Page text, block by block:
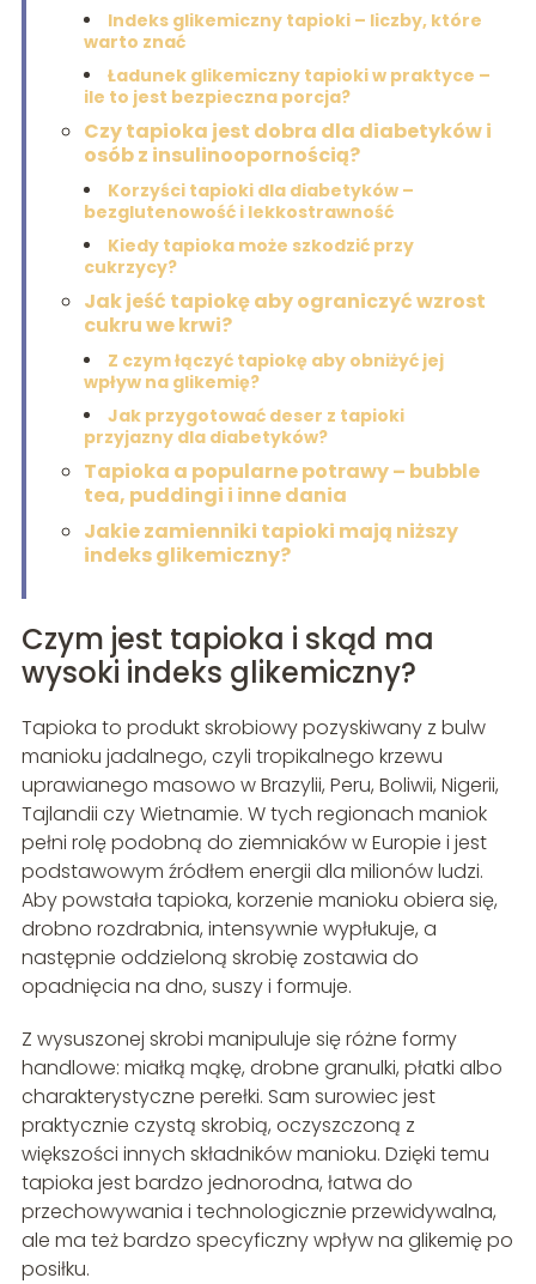
Indeks glikemiczny tapioki – liczby, które
warto znać
Ładunek glikemiczny tapioki w praktyce –
ile to jest bezpieczna porcja?
Czy tapioka jest dobra dla diabetyków i
osób z insulinoopornością?
Korzyści tapioki dla diabetyków –
bezglutenowość i lekkostrawność
Kiedy tapioka może szkodzić przy
cukrzycy?
Jak jeść tapiokę aby ograniczyć wzrost
cukru we krwi?
Z czym łączyć tapiokę aby obniżyć jej
wpływ na glikemię?
Jak przygotować deser z tapioki
przyjazny dla diabetyków?
Tapioka a popularne potrawy – bubble
tea, puddingi i inne dania
Jakie zamienniki tapioki mają niższy
indeks glikemiczny?
Czym jest tapioka i skąd ma
wysoki indeks glikemiczny?
Tapioka to produkt skrobiowy pozyskiwany z bulw
manioku jadalnego, czyli tropikalnego krzewu
uprawianego masowo w Brazylii, Peru, Boliwii, Nigerii,
Tajlandii czy Wietnamie. W tych regionach maniok
pełni rolę podobną do ziemniaków w Europie i jest
podstawowym źródłem energii dla milionów ludzi.
Aby powstała tapioka, korzenie manioku obiera się,
drobno rozdrabnia, intensywnie wypłukuje, a
następnie oddzieloną skrobię zostawia do
opadnięcia na dno, suszy i formuje.
Z wysuszonej skrobi manipuluje się różne formy
handlowe: miałką mąkę, drobne granulki, płatki albo
charakterystyczne perełki. Sam surowiec jest
praktycznie czystą skrobią, oczyszczoną z
większości innych składników manioku. Dzięki temu
tapioka jest bardzo jednorodna, łatwa do
przechowywania i technologicznie przewidywalna,
ale ma też bardzo specyficzny wpływ na glikemię po
posiłku.